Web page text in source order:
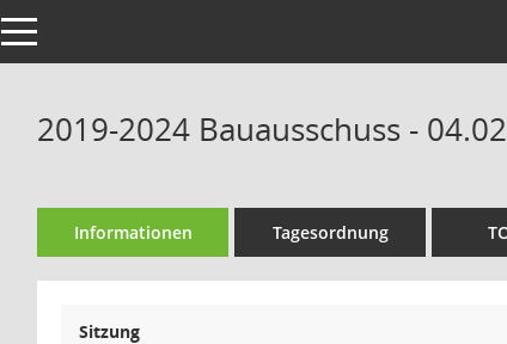
Toggle navigation
2019-2024 Bauausschuss -
Informationen Tagesordnung
Sitzung